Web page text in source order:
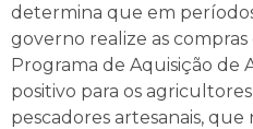
determina que em
governo realize as
Programa de Aquisição de
positivo para os
pescadores artesanais,